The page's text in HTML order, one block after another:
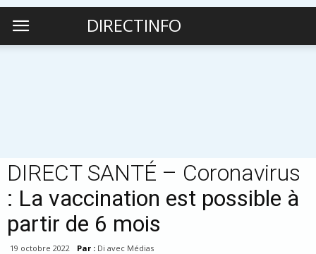
DIRECTINFO
DIRECT SANTÉ – Coronavirus
: La vaccination est possible à
partir de 6 mois
19 octobre 2022 Par : Di avec Médias